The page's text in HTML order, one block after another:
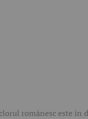
românesc este în